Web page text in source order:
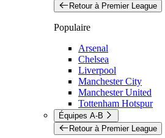
Retour à Premier League
Populaire
Arsenal
Chelsea
Liverpool
Manchester City
Manchester United
Tottenham Hotspur
Équipes A-B
Retour à Premier League